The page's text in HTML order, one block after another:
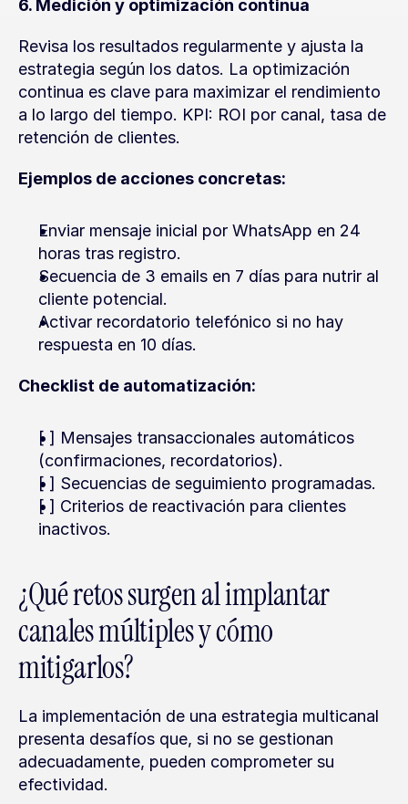
6. Medición y optimización continua
Revisa los resultados regularmente y ajusta la
estrategia según los datos. La optimización
continua es clave para maximizar el rendimiento
a lo largo del tiempo. KPI: ROI por canal, tasa de
retención de clientes.
Ejemplos de acciones concretas:
Enviar mensaje inicial por WhatsApp en 24
horas tras registro.
Secuencia de 3 emails en 7 días para nutrir al
cliente potencial.
Activar recordatorio telefónico si no hay
respuesta en 10 días.
Checklist de automatización:
[ ] Mensajes transaccionales automáticos
(confirmaciones, recordatorios).
[ ] Secuencias de seguimiento programadas.
[ ] Criterios de reactivación para clientes
inactivos.
¿Qué retos surgen al implantar
canales múltiples y cómo
mitigarlos?
La implementación de una estrategia multicanal
presenta desafíos que, si no se gestionan
adecuadamente, pueden comprometer su
efectividad.